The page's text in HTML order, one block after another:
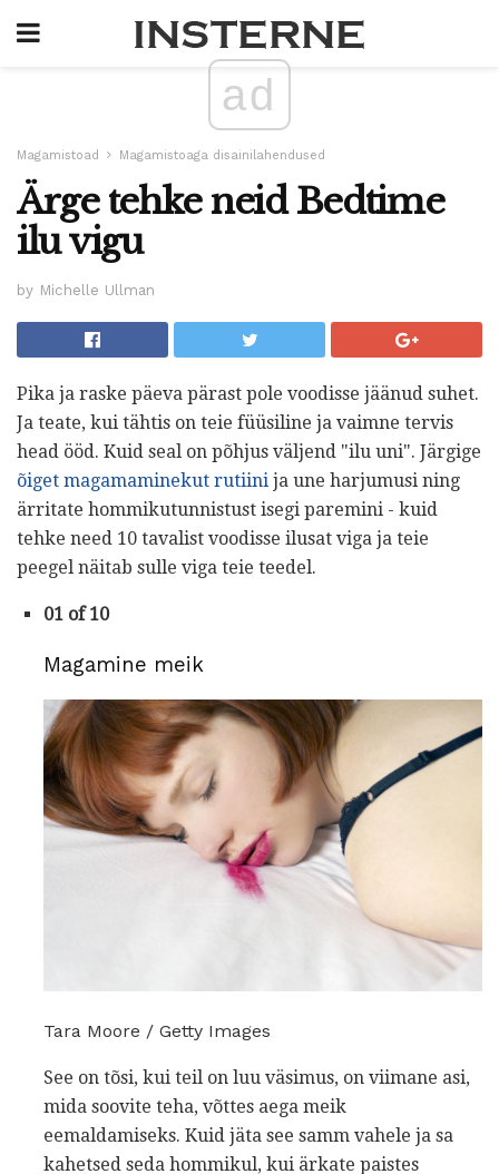
ad
Magamistoad Magamistoaga disainilahendused
Ärge tehke neid Bedtime
ilu vigu
by Michelle Ullman
Pika ja raske päeva pärast pole voodisse jäänud suhet.
Ja teate, kui tähtis on teie füüsiline ja vaimne tervis
head ööd. Kuid seal on põhjus väljend "ilu uni". Järgige
õiget magamaminekut rutiini ja une harjumusi ning
ärritate hommikutunnistust isegi paremini - kuid
tehke need 10 tavalist voodisse ilusat viga ja teie
peegel näitab sulle viga teie teedel.
01 of 10
Magamine meik
Tara Moore / Getty Images
See on tõsi, kui teil on luu väsimus, on viimane asi,
mida soovite teha, võttes aega meik
eemaldamiseks. Kuid jäta see samm vahele ja sa
kahetsed seda hommikul, kui ärkate paistes